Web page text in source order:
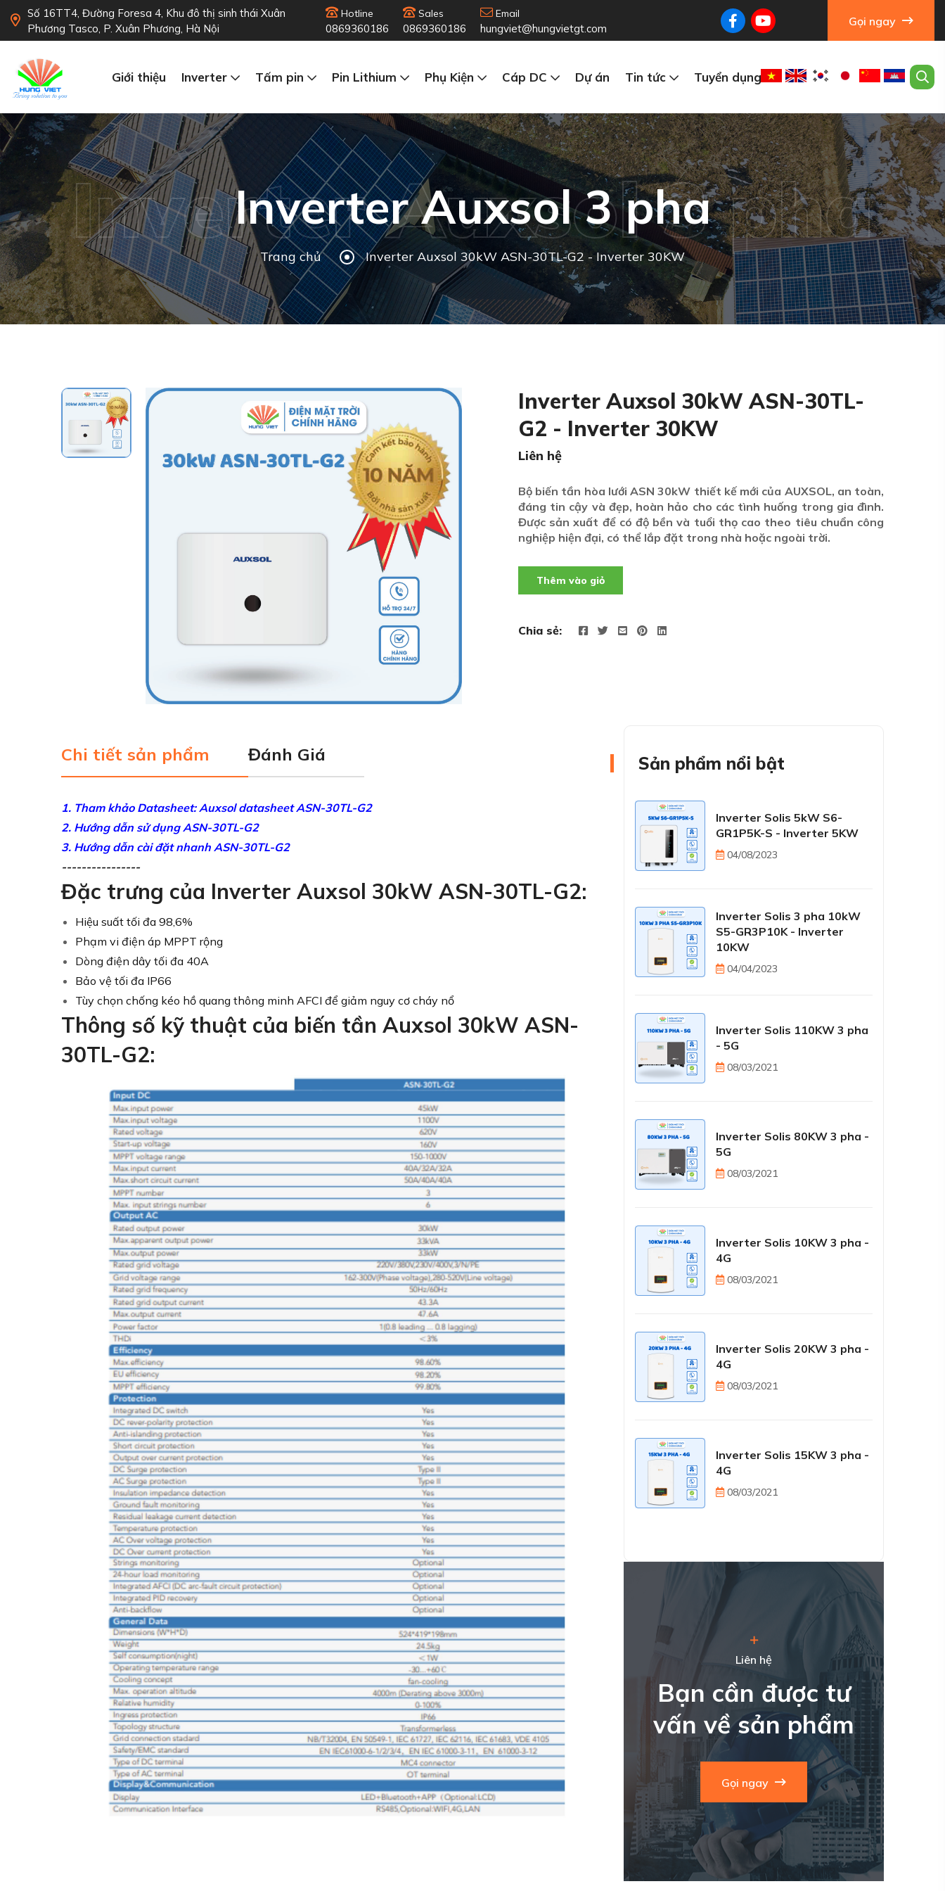
Số 16TT4, Đường Foresa 4, Khu đô thị sinh thái Xuân
Phương Tasco, P. Xuân Phương, Hà Nội
Hotline
0869360186
Sales
0869360186
Email
hungviet@hungvietgt.com Gọi ngay
Giới thiệu Inverter Tấm pin Pin Lithium Phụ Kiện Cáp DC Dự án Tin tức Tuyển dụng
Inverter Auxsol 3 pha
Inverter Auxsol 3 pha
Trang chủ Inverter Auxsol 30kW ASN-30TL-G2 - Inverter 30KW
Inverter Auxsol 30kW ASN-30TL-
G2 - Inverter 30KW
Liên hệ
Bộ biến tần hòa lưới ASN 30kW thiết kế mới của AUXSOL, an toàn,
đáng tin cậy và đẹp, hoàn hảo cho các tình huống trong gia đình.
Được sản xuất để có độ bền và tuổi thọ cao theo tiêu chuẩn công
nghiệp hiện đại, có thể lắp đặt trong nhà hoặc ngoài trời.
Thêm vào giỏ
Chia sẻ:
Chi tiết sản phẩm Đánh Giá
1. Tham khảo Datasheet:Auxsol datasheet ASN-30TL-G2
2. Hướng dẫn sử dụngASN-30TL-G2
3. Hướng dẫn cài đặt nhanh ASN-30TL-G2
----------------
Đặc trưng của Inverter Auxsol 30kW ASN-30TL-G2:
Hiệu suất tối đa 98,6%
Phạm vi điện áp MPPT rộng
Dòng điện dây tối đa 40A
Bảo vệ tối đa IP66
Tùy chọn chống kéo hồ quang thông minh AFCI để giảm nguy cơ cháy nổ
Thông số kỹ thuật của biến tần Auxsol 30kW ASN-
30TL-G2:
Sản phẩm nổi bật
Inverter Solis 5kW S6-
GR1P5K-S - Inverter 5KW
04/08/2023
Inverter Solis 3 pha 10kW
S5-GR3P10K - Inverter
10KW
04/04/2023
Inverter Solis 110KW 3 pha
- 5G
08/03/2021
Inverter Solis 80KW 3 pha -
5G
08/03/2021
Inverter Solis 10KW 3 pha -
4G
08/03/2021
Inverter Solis 20KW 3 pha -
4G
08/03/2021
Inverter Solis 15KW 3 pha -
4G
08/03/2021
Liên hệ
Bạn cần được tư
vấn về sản phẩm
Gọi ngay